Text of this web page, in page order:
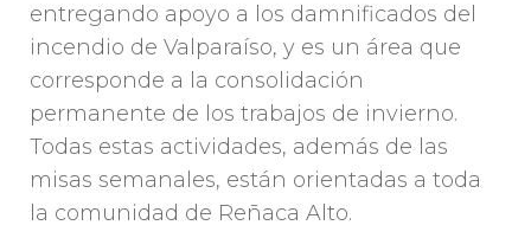
entregando apoyo a los damnificados del
incendio de Valparaíso, y es un área que
corresponde a la consolidación
permanente de los trabajos de invierno.
Todas estas actividades, además de las
misas semanales, están orientadas a toda
la comunidad de Reñaca Alto.